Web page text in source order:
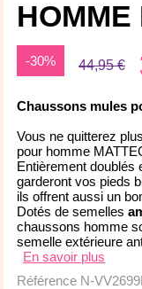
HOMME
-30% 44,95 €
Chaussons mules
Vous ne quitterez
pour homme
Entièrement doublés
garderont vos pieds
ils offrent aussi un
Dotés de semelles
chaussons homme
semelle extérieure
En savoir plus
Référence N-